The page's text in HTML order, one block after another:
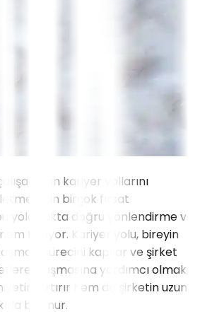
kariyer yollarını
için birçok fırsat
yolculukta doğru yönlendirme ve
taşıyor. Kariyer yolu, bireyin
sürecini kapsar ve şirket
ulaşmasına yardımcı olmak,
artırır hem de şirketin uzun
bulunur.